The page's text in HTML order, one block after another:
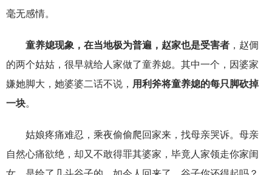
毫无感情。
童养媳现象，在当地极为普遍，赵家也是受害者 ，赵倜
的两个姑姑，很早就给人家做了童养媳。其中一个，因婆家
嫌她脚大，她婆婆二话不说， 用利斧将童养媳的每只脚砍掉
一块。
姑娘疼痛难忍，乘夜偷偷爬回家来，找母亲哭诉。母亲
自然心痛欲绝，却又不敢得罪其婆家，毕竟人家领走你家闺